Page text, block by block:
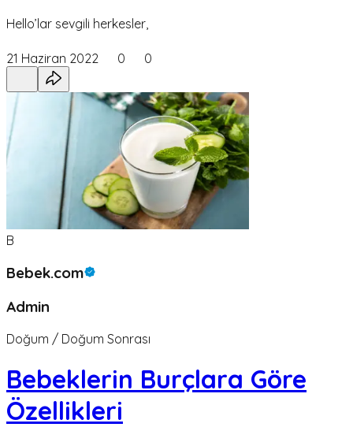
Hello’lar sevgili herkesler,
21 Haziran 2022 0 0
B
Bebek.com
Admin
Doğum / Doğum Sonrası
Bebeklerin Burçlara Göre
Özellikleri